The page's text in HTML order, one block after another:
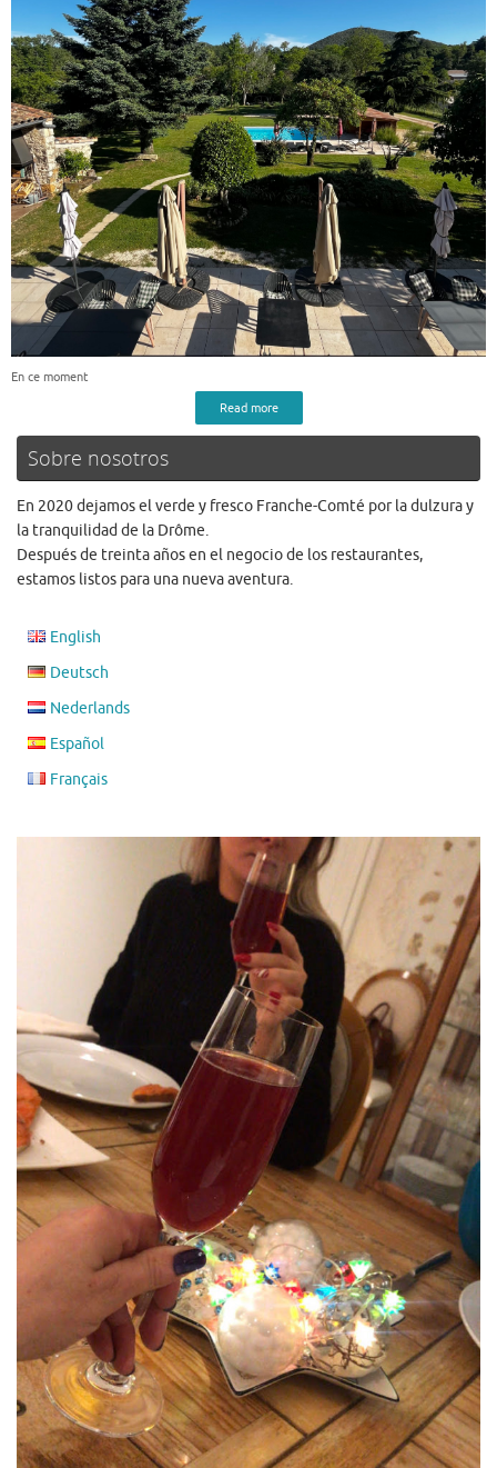
En ce moment
Read more
Sobre nosotros
En 2020 dejamos el verde y fresco Franche-Comté por la dulzura y
la tranquilidad de la Drôme.
Después de treinta años en el negocio de los restaurantes,
estamos listos para una nueva aventura.
English
Deutsch
Nederlands
Español
Français